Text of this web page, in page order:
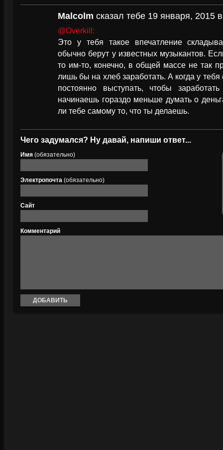
Malcolm сказал тебе 19 января, 2015
@Overkill:
Это у тебя такое впечатление
обычно берут у известных музыкантов.
то им-то, конечно, в общей массе не так
лишь бы на хлеб заработать. А когда у
постоянно выступать, чтобы
начинаешь гораздо меньше думать о
ли тебе самому то, что ты делаешь.
Чего задумался? Ну давай, напиши ответ...
Имя (обязательно)
Электропочта (обязательно)
Сайт
Комментарий